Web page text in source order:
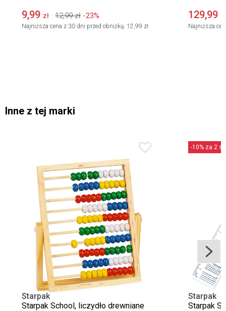
9,99 zł 12,99 zł -23%
Najniższa cena z 30 dni przed obniżką: 12,99 zł
129,99
Najniższa
Inne z tej marki
Starpak
Starpak School, liczydło drewniane
-10% za 2
Starpak
Starpak